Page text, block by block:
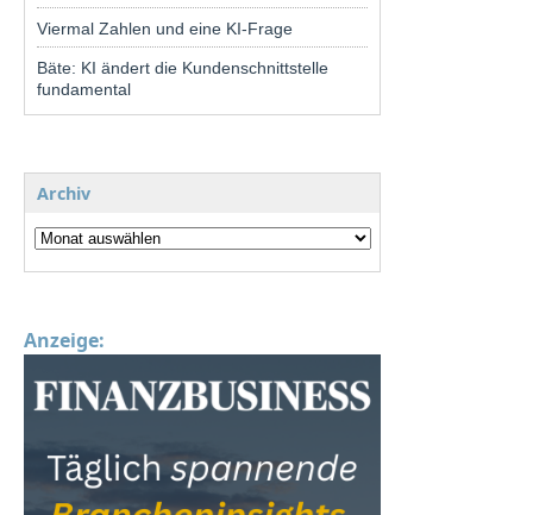
Viermal Zahlen und eine KI-Frage
Bäte: KI ändert die Kundenschnittstelle
fundamental
Archiv
Anzeige: